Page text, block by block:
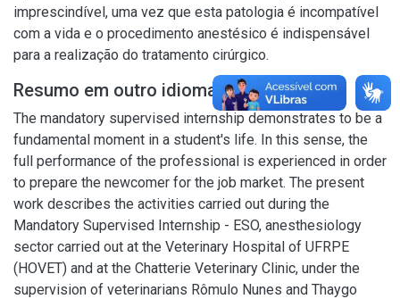
imprescindível, uma vez que esta patologia é incompatível
com a vida e o procedimento anestésico é indispensável
para a realização do tratamento cirúrgico.
Resumo em outro idioma
The mandatory supervised internship demonstrates to be a
fundamental moment in a student's life. In this sense, the
full performance of the professional is experienced in order
to prepare the newcomer for the job market. The present
work describes the activities carried out during the
Mandatory Supervised Internship - ESO, anesthesiology
sector carried out at the Veterinary Hospital of UFRPE
(HOVET) and at the Chatterie Veterinary Clinic, under the
supervision of veterinarians Rômulo Nunes and Thaygo